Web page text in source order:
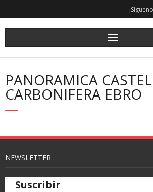
PANORAMICA
CARBONIFERA EBRO
NEWSLETTER
Suscribir